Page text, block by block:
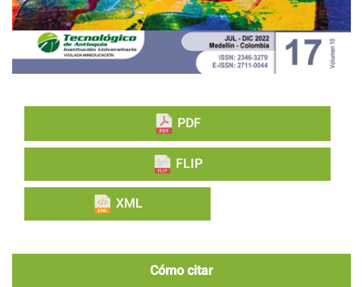
PDF
FLIP
XML
Cómo citar